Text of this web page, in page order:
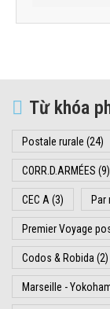
Từ khóa
Postale rurale (24)
CORR.D.ARMÉES (9)
CEC A(3)
Premier Voyage
Codos & Robida(2)
Marseille -